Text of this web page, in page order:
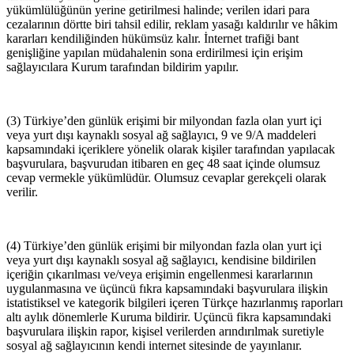
yükümlülüğünün yerine getirilmesi halinde; verilen idari para
cezalarının dörtte biri tahsil edilir, reklam yasağı kaldırılır ve hâkim
kararları kendiliğinden hükümsüz kalır. İnternet trafiği bant
genişliğine yapılan müdahalenin sona erdirilmesi için erişim
sağlayıcılara Kurum tarafından bildirim yapılır.
(3) Türkiye’den günlük erişimi bir milyondan fazla olan yurt içi
veya yurt dışı kaynaklı sosyal ağ sağlayıcı, 9 ve 9/A maddeleri
kapsamındaki içeriklere yönelik olarak kişiler tarafından yapılacak
başvurulara, başvurudan itibaren en geç 48 saat içinde olumsuz
cevap vermekle yükümlüdür. Olumsuz cevaplar gerekçeli olarak
verilir.
(4) Türkiye’den günlük erişimi bir milyondan fazla olan yurt içi
veya yurt dışı kaynaklı sosyal ağ sağlayıcı, kendisine bildirilen
içeriğin çıkarılması ve/veya erişimin engellenmesi kararlarının
uygulanmasına ve üçüncü fıkra kapsamındaki başvurulara ilişkin
istatistiksel ve kategorik bilgileri içeren Türkçe hazırlanmış raporları
altı aylık dönemlerle Kuruma bildirir. Uçüncü fikra kapsamındaki
başvurulara ilişkin rapor, kişisel verilerden arındırılmak suretiyle
sosyal ağ sağlayıcının kendi internet sitesinde de yayınlanır.